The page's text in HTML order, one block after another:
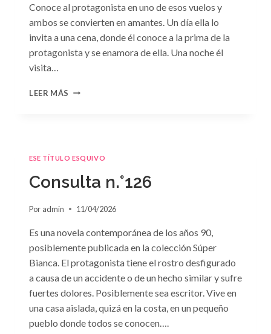
Conoce al protagonista en uno de esos vuelos y
ambos se convierten en amantes. Un día ella lo
invita a una cena, donde él conoce a la prima de la
protagonista y se enamora de ella. Una noche él
visita…
LEER MÁS CONSULTA
ESE TÍTULO ESQUIVO
Consulta n.°126
Por admin 11/04/2026
Es una novela contemporánea de los años 90,
posiblemente publicada en la colección Súper
Bianca. El protagonista tiene el rostro desfigurado
a causa de un accidente o de un hecho similar y sufre
fuertes dolores. Posiblemente sea escritor. Vive en
una casa aislada, quizá en la costa, en un pequeño
pueblo donde todos se conocen….